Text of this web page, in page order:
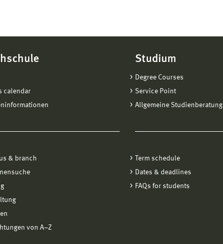
calendar
& branch
von A−Z
Studium
Degree Courses
Service Point
Allgemeine Studienberatung
Term schedule
Dates & deadlines
FAQs for students